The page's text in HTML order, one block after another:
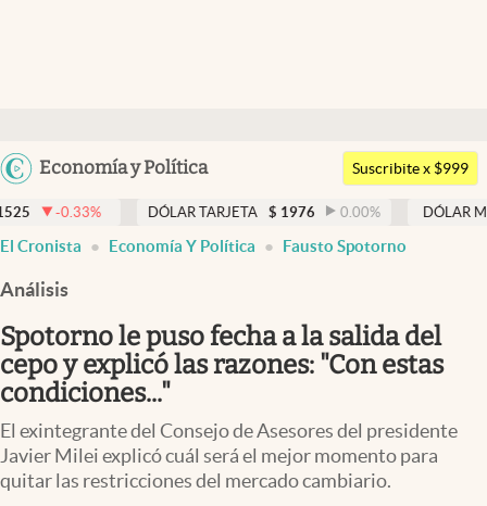
Argentina
Uruguay
Economía y Política
Members
Economía y Política
Finanzas y Mercados
Mercados Online
Negocios
Columnistas
Apertura
Suscribite x $999
DÓLAR TARJETA $ 1976 0.00 % DÓLAR MEP 1526,03
El Cronista Economía Y Política Fausto Spotorno
Análisis
Spotorno le puso fecha a la salida del
cepo y explicó las razones: "Con estas
condiciones..."
El exintegrante del Consejo de Asesores del presidente
Javier Milei explicó cuál será el mejor momento para
quitar las restricciones del mercado cambiario.